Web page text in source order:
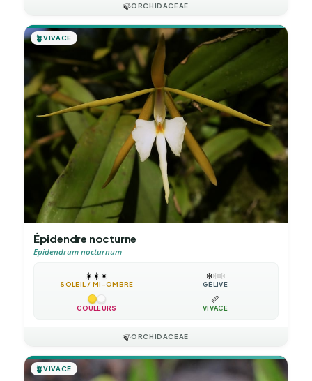
🍃ORCHIDACEAE
🪴VIVACE
Épidendre nocturne
Epidendrum nocturnum
☀️☀️☀️
SOLEIL / MI-OMBRE
❄️❄️❄️
GÉLIVE
COULEURS
📏
VIVACE
🍃ORCHIDACEAE
🪴VIVACE